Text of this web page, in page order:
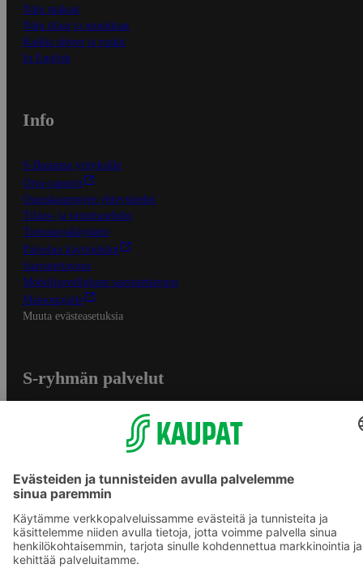
Näin maksat
Näin tilaat ja muokkaat
Kaikki ohjeet ja vinkit
In English
Info
S-Business yrityksille
Oiva-raportit
Osuuskauppojen yhteystiedot
Tilaus- ja toimitusehdot
Tietosuojakäytäntö
Palvelun käyttöehdot
Saavutettavuus
Mobiilisovelluksen saavutettavuus
Mainostajalle
Muuta evästeasetuksia
S-ryhmän palvelut
S-ostoslista -sovellus
Prisma.fi
Sokos.fi
S-Pankki
Yhteishyvä
Sokos Hotels